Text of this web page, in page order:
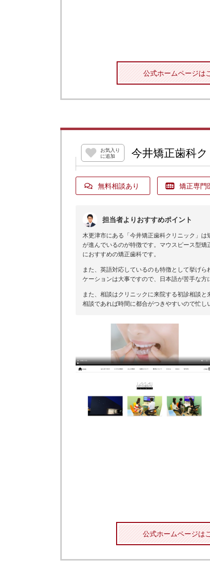
公式ホームページは
お気入り
に追加
今井矯正歯科
無料相談あり 矯正専門
担当者よりおすすめポイント
木更津市にある「今井矯正歯科クリニック」
が進んでいるのが特徴です。マウスピース型
におすすめの矯正歯科です。
また、英語対応しているのも特徴として挙げ
ケーションは大事ですので、日本語が苦手な方
また、相談はクリニックに来院する初診相談
相談であれば時間に都合がつきやすいので忙し
公式ホームページは